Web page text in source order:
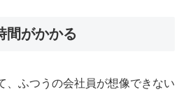
間がかかる
ふつうの会社員が想像できない